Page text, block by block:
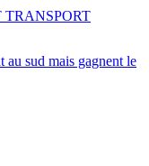
au sud mais gagnent le